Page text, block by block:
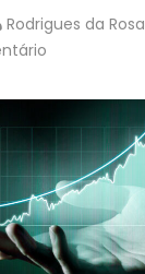
Rodrigues da Rosa